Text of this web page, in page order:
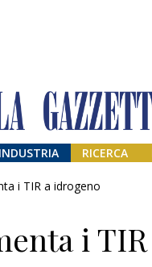
RICERCA
i TIR a idrogeno
i